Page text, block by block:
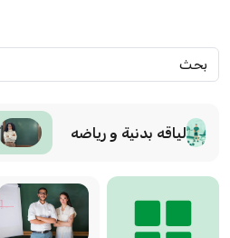
لياقه بدنية و رياضه